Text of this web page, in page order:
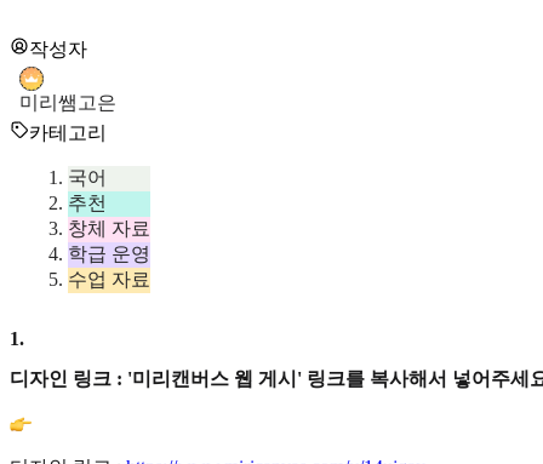
작성자
미리쌤고은
카테고리
국어
추천
창체 자료
학급 운영
수업 자료
1.
디자인 링크 : '미리캔버스 웹 게시' 링크를 복사해서 넣어주세